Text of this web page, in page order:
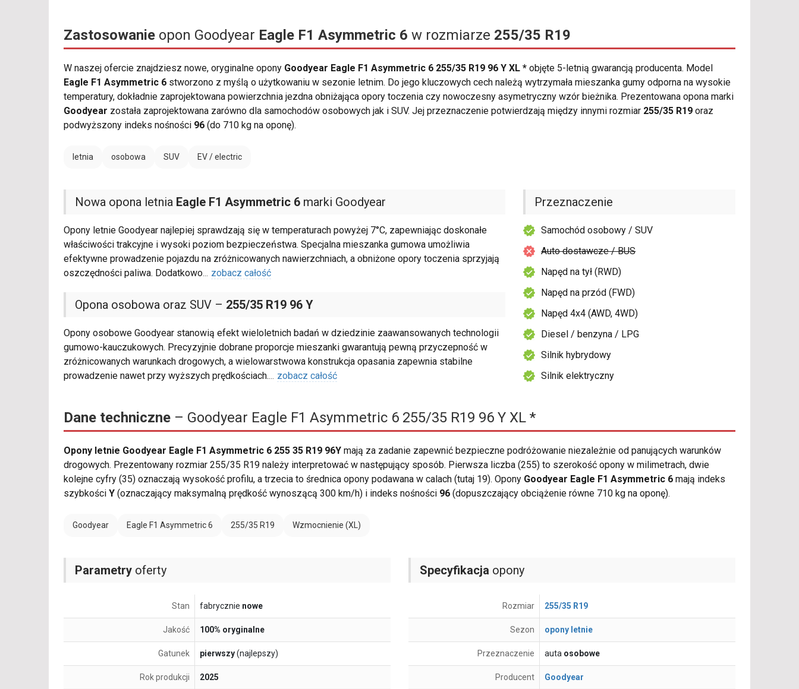
Zastosowanie opon Goodyear Eagle F1 Asymmetric 6 w rozmiarze 255/35 R19
W naszej ofercie znajdziesz nowe, oryginalne opony Goodyear Eagle F1 Asymmetric 6 255/35 R19 96 Y XL * objęte 5-letnią gwarancją producenta. Model
Eagle F1 Asymmetric 6 stworzono z myślą o użytkowaniu w sezonie letnim. Do jego kluczowych cech należą wytrzymała mieszanka gumy odporna na wysokie
temperatury, dokładnie zaprojektowana powierzchnia jezdna obniżająca opory toczenia czy nowoczesny asymetryczny wzór bieżnika. Prezentowana opona marki
Goodyear została zaprojektowana zarówno dla samochodów osobowych jak i SUV. Jej przeznaczenie potwierdzają między innymi rozmiar 255/35 R19 oraz
podwyższony indeks nośności 96 (do 710 kg na oponę).
letnia osobowa SUV EV / electric
Nowa opona letnia Eagle F1 Asymmetric 6 marki Goodyear
Opony letnie Goodyear najlepiej sprawdzają się w temperaturach powyżej 7°C, zapewniając doskonałe
właściwości trakcyjne i wysoki poziom bezpieczeństwa. Specjalna mieszanka gumowa umożliwia
efektywne prowadzenie pojazdu na zróżnicowanych nawierzchniach, a obniżone opory toczenia sprzyjają
oszczędności paliwa. Dodatkowo... zobacz całość
Opona osobowa oraz SUV – 255/35 R19 96 Y
Opony osobowe Goodyear stanowią efekt wieloletnich badań w dziedzinie zaawansowanych technologii
gumowo-kauczukowych. Precyzyjnie dobrane proporcje mieszanki gwarantują pewną przyczepność w
zróżnicowanych warunkach drogowych, a wielowarstwowa konstrukcja opasania zapewnia stabilne
prowadzenie nawet przy wyższych prędkościach.... zobacz całość
Przeznaczenie
Samochód osobowy / SUV
Auto dostawcze / BUS
Napęd na tył (RWD)
Napęd na przód (FWD)
Napęd 4x4 (AWD, 4WD)
Diesel / benzyna / LPG
Silnik hybrydowy
Silnik elektryczny
Dane techniczne – Goodyear Eagle F1 Asymmetric 6 255/35 R19 96 Y XL *
Opony letnie Goodyear Eagle F1 Asymmetric 6 255 35 R19 96Y mają za zadanie zapewnić bezpieczne podróżowanie niezależnie od panujących warunków
drogowych. Prezentowany rozmiar 255/35 R19 należy interpretować w następujący sposób. Pierwsza liczba (255) to szerokość opony w milimetrach, dwie
kolejne cyfry (35) oznaczają wysokość profilu, a trzecia to średnica opony podawana w calach (tutaj 19). Opony Goodyear Eagle F1 Asymmetric 6 mają indeks
szybkości Y (oznaczający maksymalną prędkość wynoszącą 300 km/h) i indeks nośności 96 (dopuszczający obciążenie równe 710 kg na oponę).
Goodyear Eagle F1 Asymmetric 6 255/35 R19 Wzmocnienie (XL)
Parametry oferty
Stan fabrycznie nowe
Jakość 100% oryginalne
Gatunek pierwszy(najlepszy)
Rok produkcji 2025
Specyfikacja opony
Rozmiar 255/35 R19
Sezon opony letnie
Przeznaczenie auta osobowe
Producent Goodyear